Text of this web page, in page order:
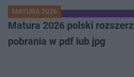
MATURA 2026
Matura 2026 polski
pobrania w pdf lub jpg